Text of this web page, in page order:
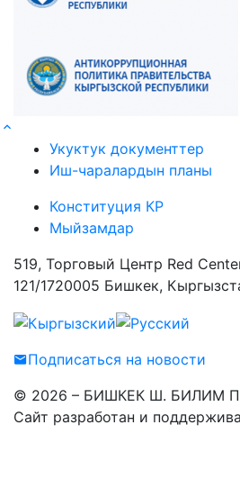
Укуктук документтер
Иш-чаралардын планы
Конституция КР
Мыйзамдар
519, Торговый Центр Red
121/1720005 Бишкек,
Подписаться на новости
© 2026 – БИШКЕК Ш. БИЛИМ
Сайт разработан и